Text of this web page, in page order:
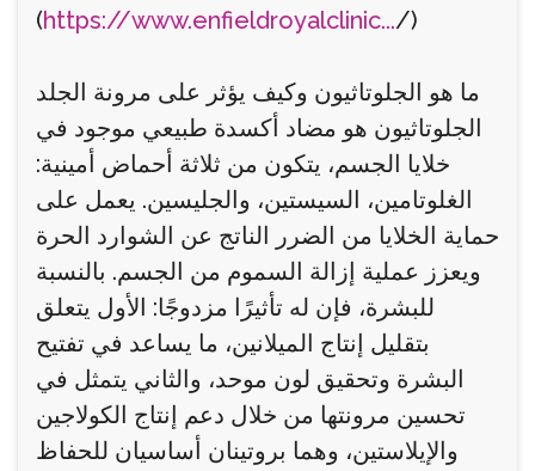
(https://www.enfieldroyalclinic.../)
ما هو الجلوتاثيون وكيف يؤثر على مرونة الجلد
الجلوتاثيون هو مضاد أكسدة طبيعي موجود في
خلايا الجسم، يتكون من ثلاثة أحماض أمينية:
الغلوتامين، السيستين، والجليسين. يعمل على
حماية الخلايا من الضرر الناتج عن الشوارد الحرة
ويعزز عملية إزالة السموم من الجسم. بالنسبة
للبشرة، فإن له تأثيرًا مزدوجًا: الأول يتعلق
بتقليل إنتاج الميلانين، ما يساعد في تفتيح
البشرة وتحقيق لون موحد، والثاني يتمثل في
تحسين مرونتها من خلال دعم إنتاج الكولاجين
والإيلاستين، وهما بروتينان أساسيان للحفاظ